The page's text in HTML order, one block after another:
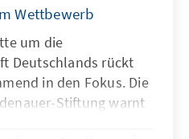
Wettbewerb
um die
Deutschlands rückt
in den Fokus. Die
Stiftung warnt